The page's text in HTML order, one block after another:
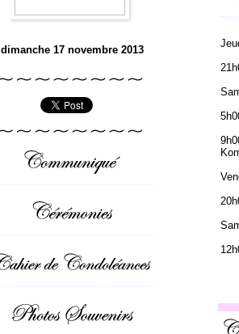
dimanche 17 novembre 2013